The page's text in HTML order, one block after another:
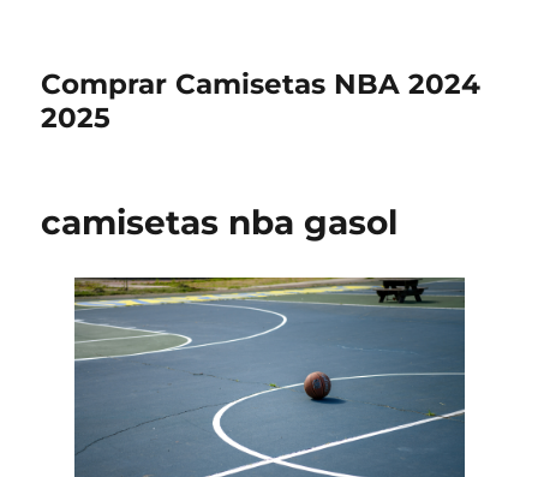
Comprar Camisetas NBA 2024
2025
camisetas nba gasol